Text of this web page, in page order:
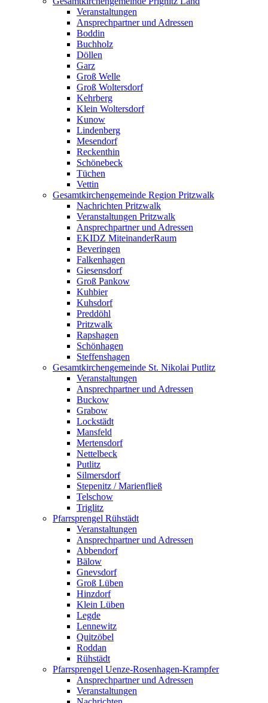
Veranstaltungen
Ansprechpartner und Adressen
Boddin
Buchholz
Döllen
Garz
Groß Welle
Groß Woltersdorf
Kehrberg
Klein Woltersdorf
Kunow
Lindenberg
Mesendorf
Reckenthin
Schönebeck
Tüchen
Vettin
Gesamtkirchengemeinde Region Pritzwalk
Nachrichten Pritzwalk
Veranstaltungen Pritzwalk
Ansprechpartner und Adressen
EKIDZ MiteinanderRaum
Beveringen
Falkenhagen
Giesensdorf
Groß Pankow
Kuhbier
Kuhsdorf
Preddöhl
Pritzwalk
Rapshagen
Schönhagen
Steffenshagen
Gesamtkirchengemeinde St. Nikolai Putlitz
Veranstaltungen
Ansprechpartner und Adressen
Buckow
Grabow
Lockstädt
Mansfeld
Mertensdorf
Nettelbeck
Putlitz
Silmersdorf
Stepenitz / Marienfließ
Telschow
Triglitz
Pfarrsprengel Rühstädt
Veranstaltungen
Ansprechpartner und Adressen
Abbendorf
Bälow
Gnevsdorf
Groß Lüben
Hinzdorf
Klein Lüben
Legde
Lennewitz
Quitzöbel
Roddan
Rühstädt
Pfarrsprengel Uenze-Rosenhagen-Krampfer
Ansprechpartner und Adressen
Veranstaltungen